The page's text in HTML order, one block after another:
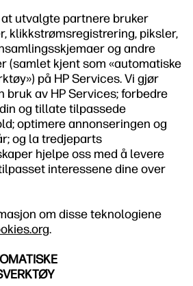
utvalgte partnere bruker
klikkstrømsregistrering, piksler,
og andre
(samlet kjent som «automatiske
på HP Services. Vi gjør
bruk av HP Services; forbedre
og tillate tilpassede
optimere annonseringen og
og la tredjeparts
hjelpe oss med å levere
interessene dine over
om disse teknologiene
.